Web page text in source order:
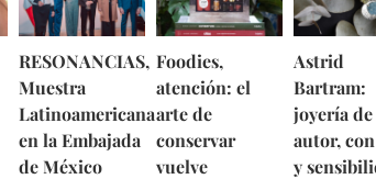
RESONANCIAS,
Muestra
Latinoamericana
en la Embajada
de México
Foodies,
atención: el
arte de
conservar
vuelve
Astrid
Bartram:
joyería de
autor,
y